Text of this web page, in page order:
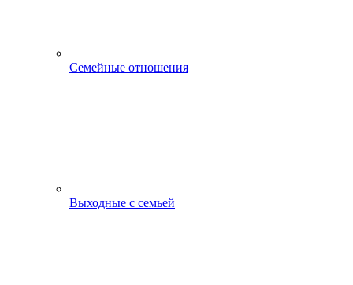
Семейные отношения
Выходные с семьей